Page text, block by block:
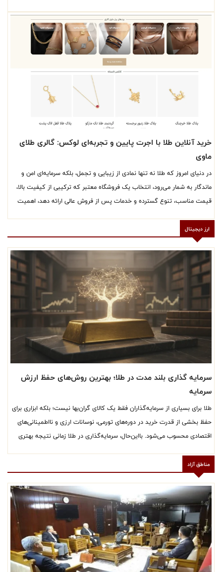
بسیاری از سرمایه‌گذاران برای ورود به بازار نقره، شمش نقره استاندارد را به دلیل
خلوص بالا، اصالت و نقدشوندگی مناسب انتخاب می‌کنند.
خرید آنلاین طلا با اجرت پایین و تجربه‌ای لوکس: گالری طلای
ماوی
در دنیای امروز که طلا نه تنها نمادی از زیبایی و تجمل، بلکه سرمایه‌ای امن و
ماندگار به شمار می‌رود، انتخاب یک فروشگاه معتبر که ترکیبی از کیفیت بالا،
قیمت مناسب، تنوع گسترده و خدمات پس از فروش عالی ارائه دهد، اهمیت
جواهرات، یکی از برجسته‌ترین مقاصد برای خرید طلا در ایران است. این مجموعه
با شعب متعدد در تهران و فروشگاه آنلاین قدرتمند، امکان خرید آسان، امن و
هوشمندانه طلا را برای مشتریان فراهم کرده است.
ارز دیجیتال
سرمایه گذاری بلند مدت در طلا؛ بهترین روش‌های حفظ ارزش
سرمایه
طلا برای بسیاری از سرمایه‌گذاران فقط یک کالای گران‌بها نیست؛ بلکه ابزاری برای
حفظ بخشی از قدرت خرید در دوره‌های تورمی، نوسانات ارزی و نااطمینانی‌های
اقتصادی محسوب می‌شود. بااین‌حال، سرمایه‌گذاری در طلا زمانی نتیجه بهتری
هر بازار انجام شود.
مناطق آزاد